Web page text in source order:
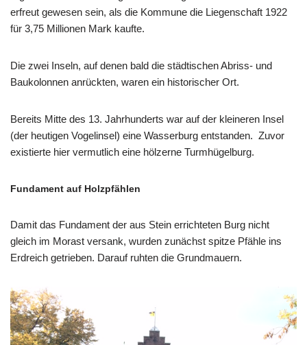
erfreut gewesen sein, als die Kommune die Liegenschaft 1922
für 3,75 Millionen Mark kaufte.
Die zwei Inseln, auf denen bald die städtischen Abriss- und
Baukolonnen anrückten, waren ein historischer Ort.
Bereits Mitte des 13. Jahrhunderts war auf der kleineren Insel
(der heutigen Vogelinsel) eine Wasserburg entstanden. Zuvor
existierte hier vermutlich eine hölzerne Turmhügelburg.
Fundament auf Holzpfählen
Damit das Fundament der aus Stein errichteten Burg nicht
gleich im Morast versank, wurden zunächst spitze Pfähle ins
Erdreich getrieben. Darauf ruhten die Grundmauern.